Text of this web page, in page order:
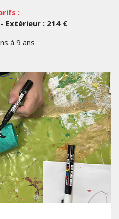
:
Extérieur : 214 €
à 9 ans